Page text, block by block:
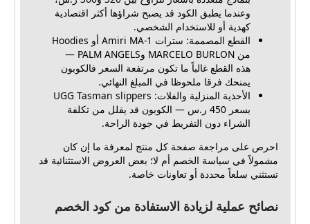
وعندما يطبق الكود قد يصبح شراؤها أكثر اقتصادية
كهدية أو للاستخدام الشخصي.
القطع المصممة: سترات Amiri MA-1 أو Hoodies
من MARCELO BURLON وPALM ANGELS —
هذه القطع غالباً ما تكون مرتفعة السعر فالكوبون
يمنحك فرقا ملحوظا في المبلغ النهائي.
الأحذية المنزلية والفلات: UGG Tasman slippers
بسعر 450 ر.س — الكوبون قد يقلل من تكلفة
الشراء دون التفريط في جودة الراحة.
احرص على مراجعة صفحة كل منتج لمعرفة ما إن كان
مشمولاً في سياسة الخصم أم لا؛ بعض العروض الاستثنائية قد
تستثني سلعاً محددة أو تعاونات خاصة.
نصائح عملية لزيادة الاستفادة من كود الخصم